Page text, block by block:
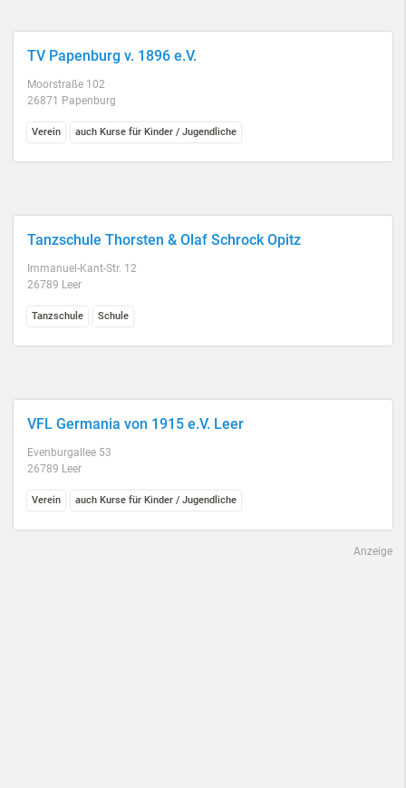
TV Papenburg v. 1896 e.V.
Moorstraße 102
26871 Papenburg
Verein auch Kurse für Kinder / Jugendliche
Tanzschule Thorsten & Olaf Schrock Opitz
Immanuel-Kant-Str. 12
26789 Leer
Tanzschule Schule
VFL Germania von 1915 e.V. Leer
Evenburgallee 53
26789 Leer
Verein auch Kurse für Kinder / Jugendliche
Anzeige